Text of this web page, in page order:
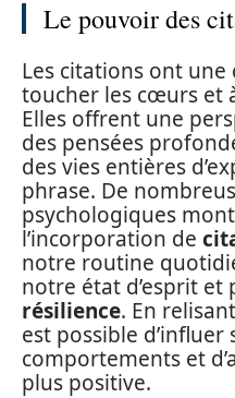
Le pouvoir des
Les citations ont
toucher les cœurs et
Elles offrent une
des pensées
des vies entières
phrase. De
psychologiques
l’incorporation de
notre routine
notre état d’esprit
résilience. En
est possible d’influer
comportements et
plus positive.